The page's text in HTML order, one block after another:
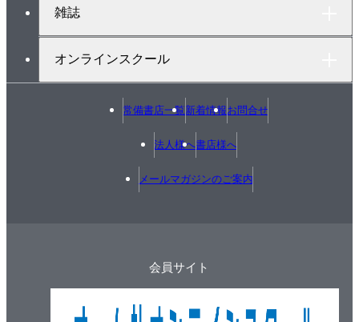
[1] 小中電流調整用金属系素子と炭素系素子
3.3 電熱・照明用抵抗材料を知ろう
[2] 照明用タングステン
3.4 機能性抵抗材料では抵抗変化に注目しよう
[1] 感温抵抗（サーミスタ）用酸化物セラミックス
[2] 非直線抵抗（バリスタ）用材料
[6] 感光抵抗用半導体
演習問題
4章 半導体材料
雑誌
オンラインスクール
常備書店一覧新着情報お問合せ
法人様へ書店様へ
メールマガジンのご案内
会員サイト